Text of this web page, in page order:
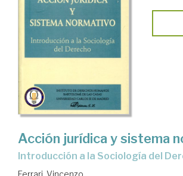
Acción jurídica y sistema
introducción a la Sociología del